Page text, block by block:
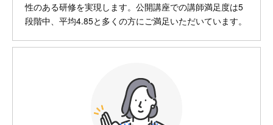
性のある研修を実現します。公開講座での講師満足度は5
段階中、平均4.85と多くの方にご満足いただいています。